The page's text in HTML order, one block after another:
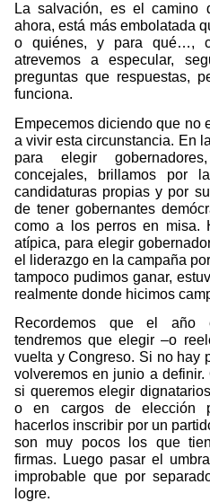
La salvación, es el camino
ahora, está más embolatada
o quiénes, y para qué…,
atrevemos a especular,
preguntas que respuestas,
funciona.
Empecemos diciendo que no
a vivir esta circunstancia. En
para elegir
concejales, brillamos por
candidaturas propias y por
de tener gobernantes
como a los perros en misa.
atípica, para elegir
el liderazgo en la campaña
tampoco pudimos ganar,
realmente donde hicimos
Recordemos que el año
tendremos que elegir –o
vuelta y Congreso. Si no hay
volveremos en junio a
si queremos elegir
o en cargos de elección
hacerlos inscribir por un
son muy pocos los que
firmas. Luego pasar el
improbable que por
logre.